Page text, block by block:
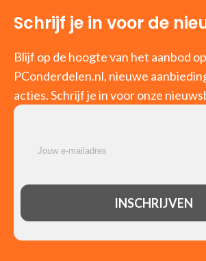
Schrijf je in voor de
Blijf op de hoogte van het aanbod op
PConderdelen.nl, nieuwe
acties. Schrijf je in voor onze